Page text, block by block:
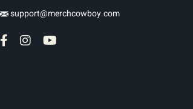
support@merchcowboy.com